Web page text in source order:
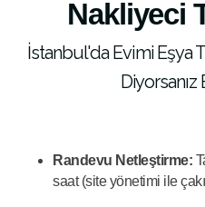
Nakliyeci
İstanbul'da Evimi Eşya
Diyorsanız
Randevu Netleştirme:
saat (site yönetimi ile